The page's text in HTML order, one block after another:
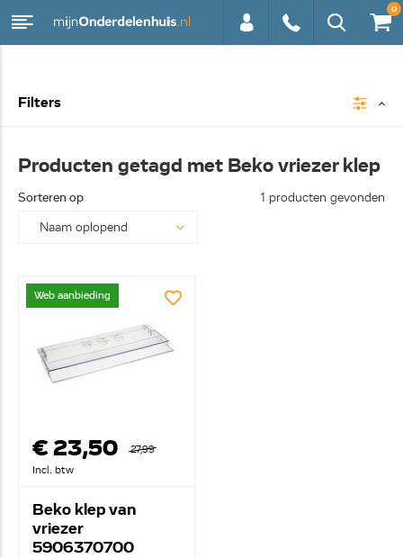
0
Filters
Producten getagd met Beko vriezer klep
Sorteren op 1 producten gevonden
Web aanbieding
€ 23,50
27,99
Incl. btw
Beko klep van
vriezer
5906370700